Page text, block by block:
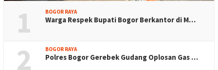
1 BOGOR RAYA
Warga Respek Bupati Bogor Berkantor di M…
2 BOGOR RAYA
Polres Bogor Gerebek Gudang Oplosan Gas …